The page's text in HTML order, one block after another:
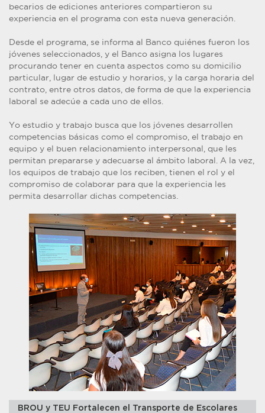
becarios de ediciones anteriores compartieron su
experiencia en el programa con esta nueva generación.
Desde el programa, se informa al Banco quiénes fueron los
jóvenes seleccionados, y el Banco asigna los lugares
procurando tener en cuenta aspectos como su domicilio
particular, lugar de estudio y horarios, y la carga horaria del
contrato, entre otros datos, de forma de que la experiencia
laboral se adecúe a cada uno de ellos.
Yo estudio y trabajo busca que los jóvenes desarrollen
competencias básicas como el compromiso, el trabajo en
equipo y el buen relacionamiento interpersonal, que les
permitan prepararse y adecuarse al ámbito laboral. A la vez,
los equipos de trabajo que los reciben, tienen el rol y el
compromiso de colaborar para que la experiencia les
permita desarrollar dichas competencias.
BROU y TEU Fortalecen el Transporte de Escolares